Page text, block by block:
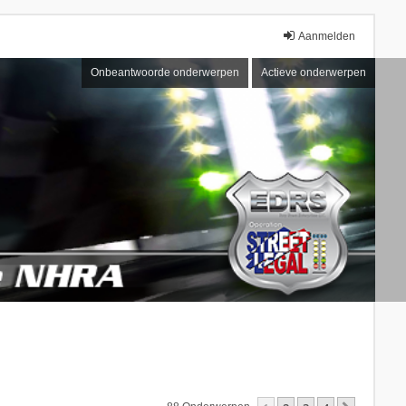
Aanmelden
Onbeantwoorde onderwerpen Actieve onderwerpen